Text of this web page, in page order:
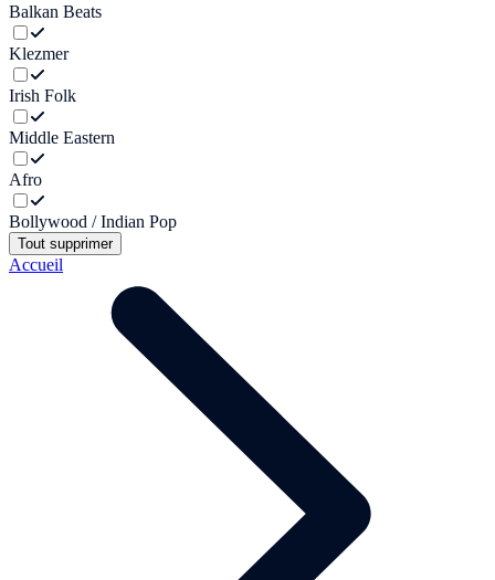
Balkan Beats
Klezmer
Irish Folk
Middle Eastern
Afro
Bollywood / Indian Pop
Tout supprimer
Accueil